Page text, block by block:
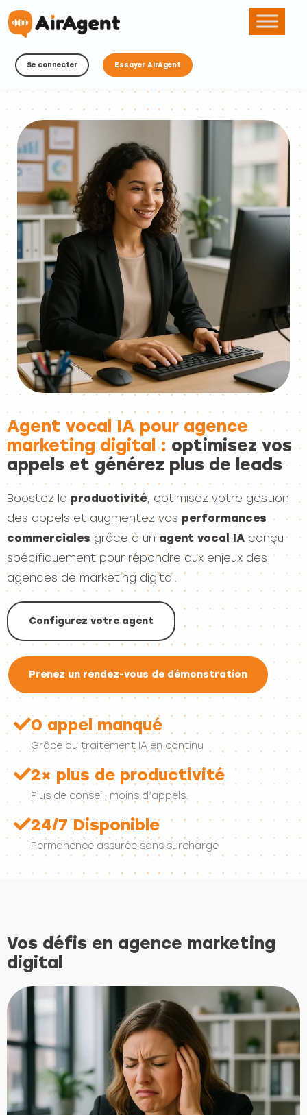
Se connecter Essayer AirAgent
Agent vocal IA pour agence
marketing digital :optimisez vos
appels et générez plus de leads
Boostez laproductivité, optimisez votre gestion
des appels et augmentez vos performances
commerciales grâce à unagent vocal IA conçu
spécifiquement pour répondre aux enjeux des
agences de marketing digital.
Configurez votre agent
Prenez un rendez-vous de démonstration
0 appel manqué
Grâce au traitement IA en continu
2× plus de productivité
Plus de conseil, moins d’appels.
24/7 Disponible
Permanence assurée sans surcharge
Vos défis en agence marketing
digital